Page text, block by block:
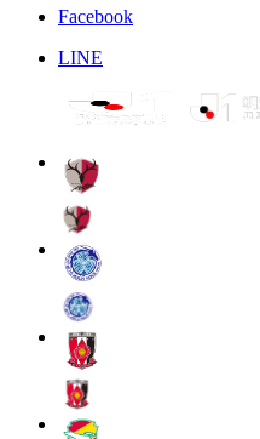
Facebook
LINE